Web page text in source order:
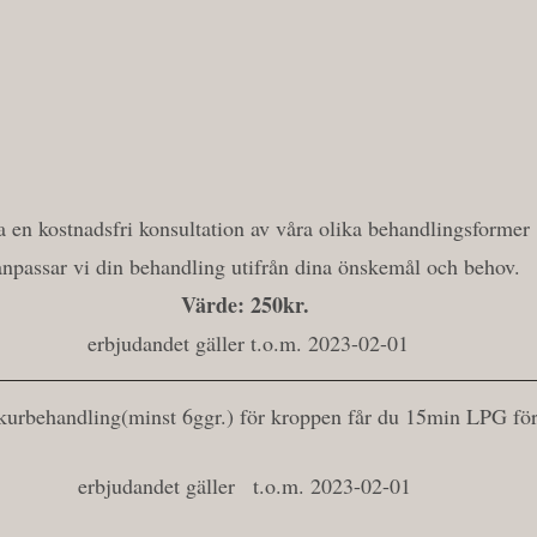
en kostnadsfri konsultation av våra olika behandlingsformer
vi din behandling utifrån dina önskemål och behov.
Värde: 250kr.
erbjudandet gäller t.o.m. 2023-02-01
6ggr.) för kroppen får du 15min LPG
erbjudandet gäller   t.o.m. 2023-02-01